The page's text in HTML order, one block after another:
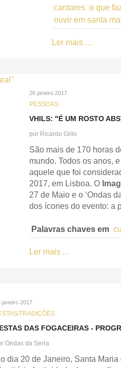
cantares o que
ouvir em santa
Ler mais ...
26 janeiro 2017
PESSOAS
VHILS: "É UM ROSTO
por Ricardo Grilo
São mais de 170 horas
mundo. Todos os anos,
aquele que foi
2017, em Lisboa. O
27 de Maio e o ‘Ondas
dos ícones do evento: a
Palavras chaves em
Ler mais ...
janeiro 2017
TRADIÇÕES
DAS FOGACEIRAS -
Ondas da Serra
dia 20 de Janeiro, Santa